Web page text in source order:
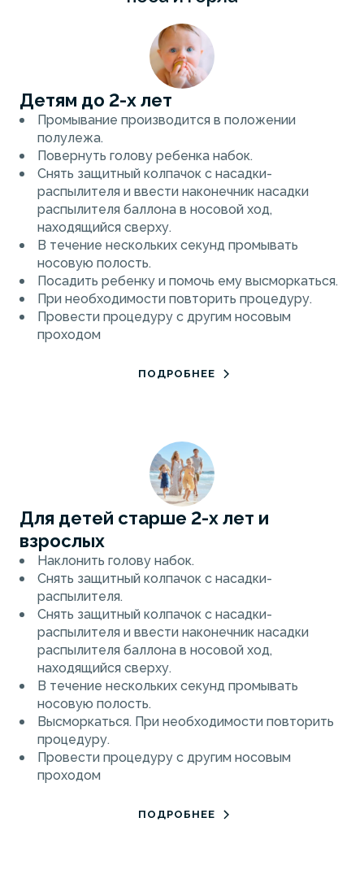
Детям до 2-х лет
Промывание производится в положении
полулежа.
Повернуть голову ребенка набок.
Снять защитный колпачок с насадки-
распылителя и ввести наконечник насадки
распылителя баллона в носовой ход,
находящийся сверху.
В течение нескольких секунд промывать
носовую полость.
Посадить ребенку и помочь ему высморкаться.
При необходимости повторить процедуру.
Провести процедуру с другим носовым
проходом
ПОДРОБНЕЕ
Для детей старше 2-х лет и
взрослых
Наклонить голову набок.
Снять защитный колпачок с насадки-
распылителя.
Снять защитный колпачок с насадки-
распылителя и ввести наконечник насадки
распылителя баллона в носовой ход,
находящийся сверху.
В течение нескольких секунд промывать
носовую полость.
Высморкаться. При необходимости повторить
процедуру.
Провести процедуру с другим носовым
проходом
ПОДРОБНЕЕ